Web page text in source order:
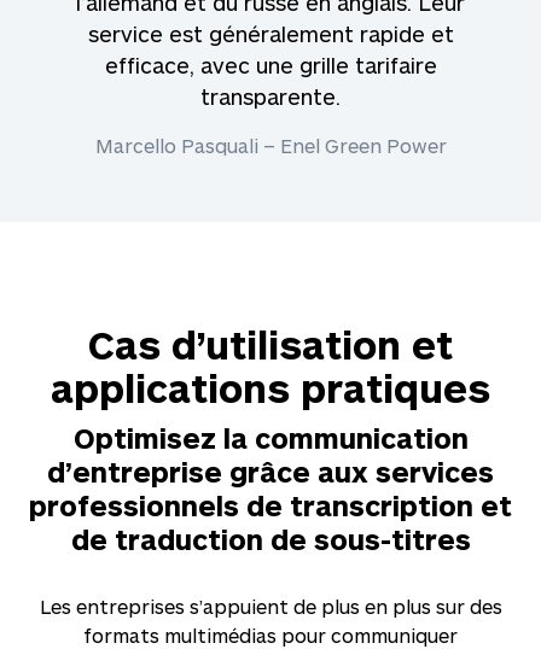
service est généralement rapide et
efficace, avec une grille tarifaire
transparente.
Marcello Pasquali – Enel Green Power
Cas d’utilisation et
applications pratiques
Optimisez la communication
d’entreprise grâce aux services
professionnels de transcription et
de traduction de sous-titres
Les entreprises s’appuient de plus en plus sur des
formats multimédias pour communiquer